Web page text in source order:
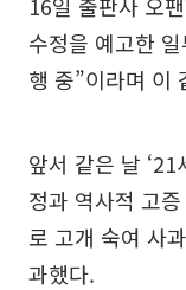
수정을 예고한
행 중”이라며 이
앞서 같은 날 ‘21
정과 역사적 고
로 고개 숙여 사
과했다.